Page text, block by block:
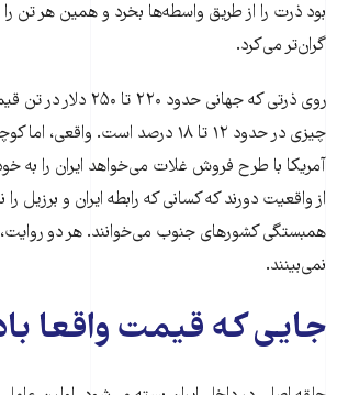
گران‌تر می‌کرد.
روی ذرتی که جهانی حدود
چیزی در حدود ۱۲ تا ۱۸ درصد است.
آمریکا با طرح فروش غلات می‌خواهد ایران را به
از واقعیت دورند که کسانی که رابطه ایران و برزیل را
همبستگی کشورهای جنوب می‌خوانند. هر دو روایت،
نمی‌بینند.
جایی که قیمت واقعا